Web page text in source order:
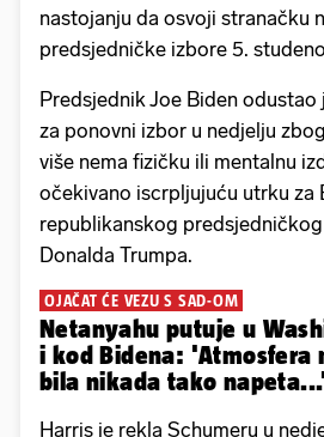
nastojanju da osvoji stranačku
predsjedničke izbore 5.
Predsjednik Joe Biden
za ponovni izbor u nedjelju
više nema fizičku ili mentalnu
očekivano iscrpljujuću utrku za
republikanskog
Donalda Trumpa.
OJAČAT ĆE VEZU S SAD-OM
Netanyahu putuje u
i kod Bidena: 'Atmosfera
bila nikada tako
Harris je rekla Schumeru u